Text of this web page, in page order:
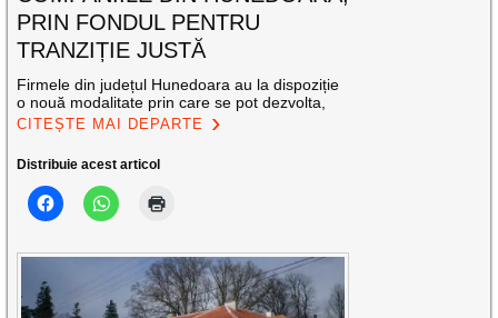
PRIN FONDUL PENTRU
TRANZIȚIE JUSTĂ
Firmele din județul Hunedoara au la dispoziție
o nouă modalitate prin care se pot dezvolta,
CITEȘTE MAI DEPARTE
Distribuie acest articol